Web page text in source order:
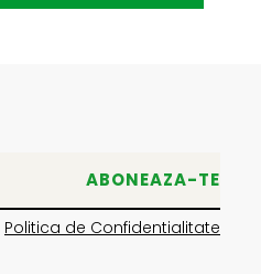
Politica de Confidentialitate